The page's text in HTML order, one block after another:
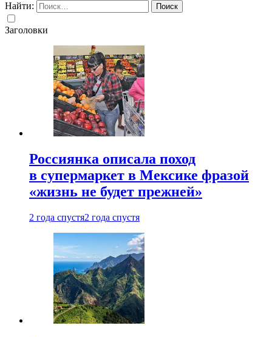
Найти:
Заголовки
Россиянка описала поход
в супермаркет в Мексике фразой
«жизнь не будет прежней»
2 года спустя2 года спустя